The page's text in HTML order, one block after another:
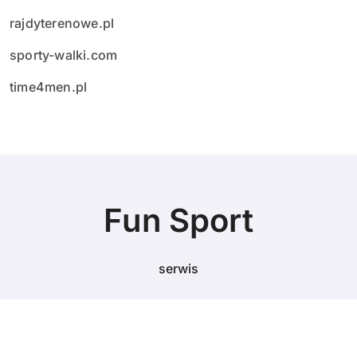
rajdyterenowe.pl
sporty-walki.com
time4men.pl
Fun Sport
serwis